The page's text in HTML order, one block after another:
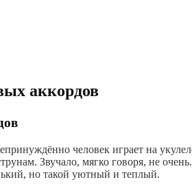
аккордов
человек играет на
Звучало, мягко говоря, не
но такой уютный и теплый.